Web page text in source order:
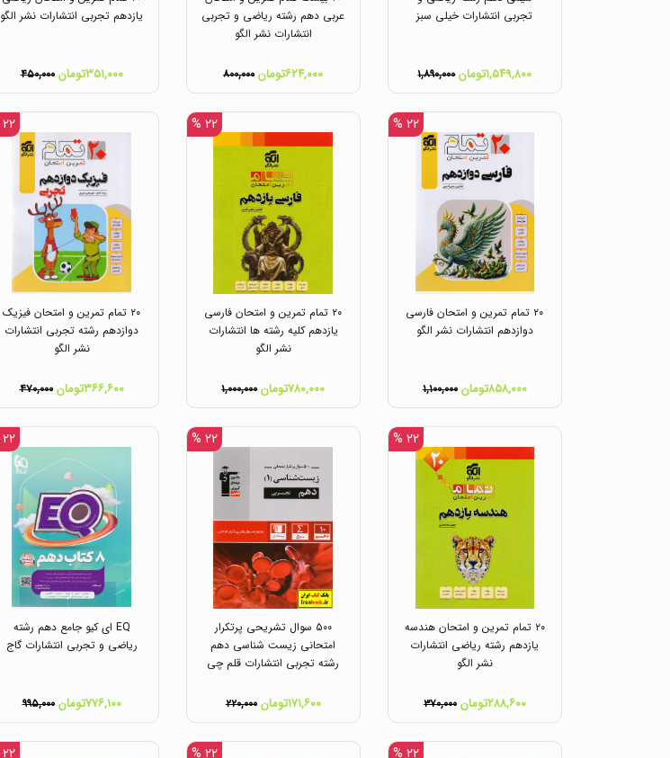
تجربی انتشارات خیلی سبز
۱,۵۴۹,۸۰۰تومان ۱,۸۹۰,۰۰۰
عربی دهم رشته ریاضی و تجربی
انتشارات نشر الگو
۶۲۴,۰۰۰تومان ۸۰۰,۰۰۰
یازدهم تجربی انتشارات نشر الگو
۳۵۱,۰۰۰تومان ۴۵۰,۰۰۰
۲۲ %
۲۰ تمام تمرین و امتحان فارسی
دوازدهم انتشارات نشر الگو
۸۵۸,۰۰۰تومان ۱,۱۰۰,۰۰۰
۲۲ %
۲۰ تمام تمرین و امتحان فارسی
یازدهم کلیه رشته ها انتشارات
نشر الگو
۷۸۰,۰۰۰تومان ۱,۰۰۰,۰۰۰
۲۲ %
۲۰ تمام تمرین و امتحان فیزیک
دوازدهم رشته تجربی انتشارات
نشر الگو
۳۶۶,۶۰۰تومان ۴۷۰,۰۰۰
۲۲ %
۲۰ تمام تمرین و امتحان هندسه
یازدهم رشته ریاضی انتشارات
نشر الگو
۲۸۸,۶۰۰تومان ۳۷۰,۰۰۰
۲۲ %
۵۰۰ سوال تشریحی پرتکرار
امتحانی زیست شناسی دهم
رشته تجربی انتشارات قلم چی
۱۷۱,۶۰۰تومان ۲۲۰,۰۰۰
۲۲ %
EQ ای کیو جامع دهم رشته
ریاضی و تجربی انتشارات گاج
۷۷۶,۱۰۰تومان ۹۹۵,۰۰۰
۲۲ % ۲۲ % ۲۲ %